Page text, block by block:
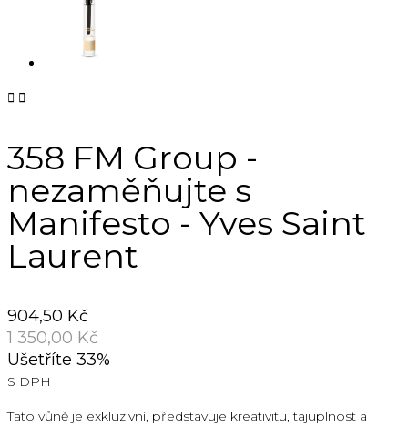
 
358 FM Group -
nezaměňujte s
Manifesto - Yves Saint
Laurent
904,50 Kč
1 350,00 Kč
Ušetříte 33%
S DPH
Tato vůně je exkluzivní, představuje kreativitu, tajuplnost a